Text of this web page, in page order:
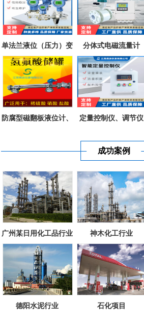
单法兰液位（压力）变
送器
分体式电磁流量计
防腐型磁翻板液位计、
定量控制仪、调节仪
成功案例
广州某日用化工品行业 神木化工行业
德阳水泥行业 石化项目